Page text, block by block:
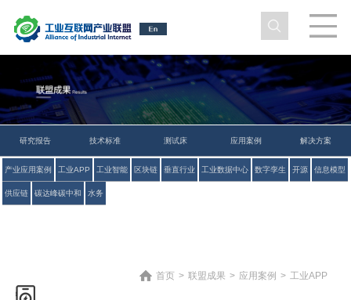
研究报告 技术标准 测试床 应用案例
产业应用案例 工业APP 工业智能 区块链 垂直行业 工业数据中心 数字孪生 开源 信息模型
供应链 碳达峰碳中和 水务
解决方案
首页 > 联盟成果 > 应用案例 > 工业APP